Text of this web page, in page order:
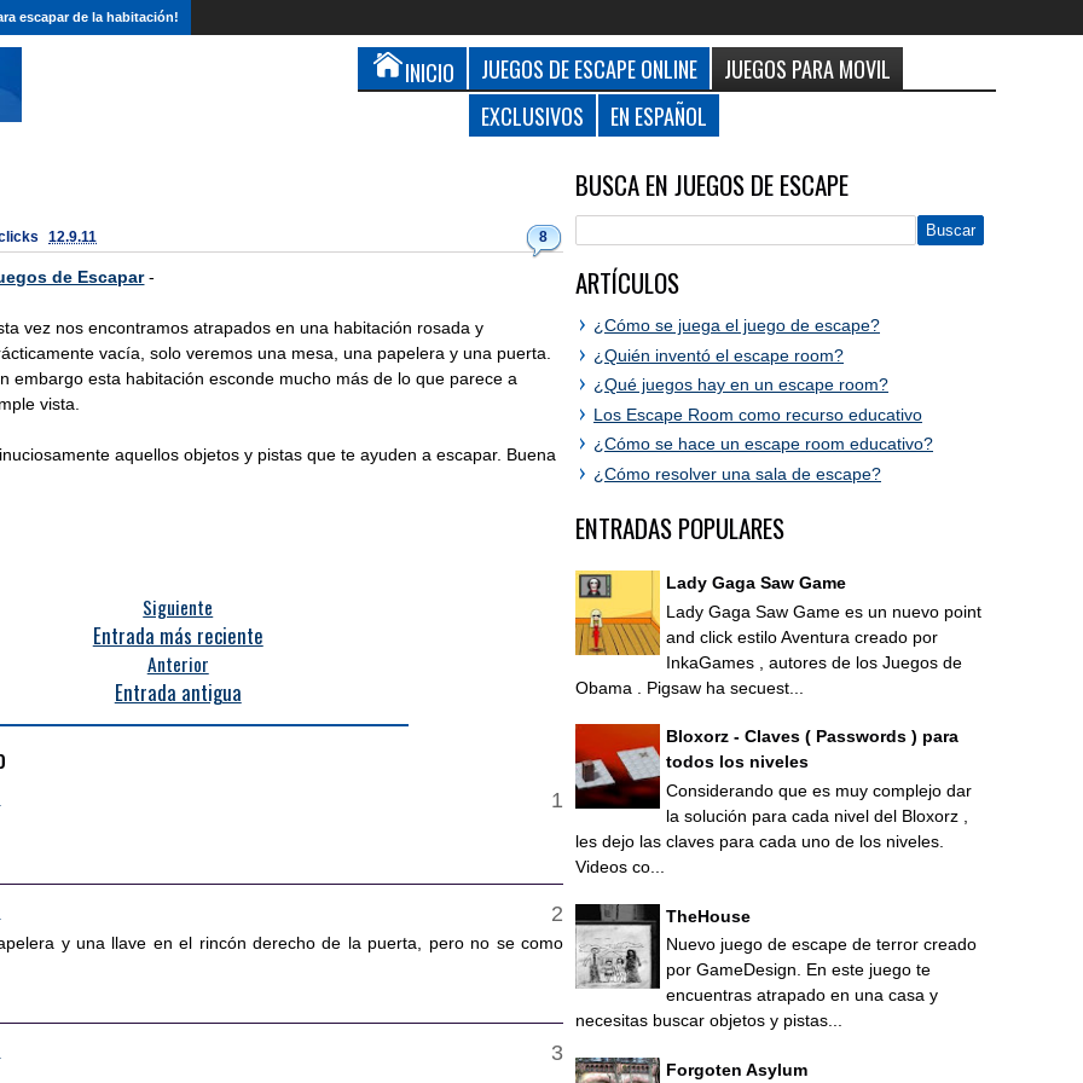
escapar de la habitación!
INICIO JUEGOS DE ESCAPE ONLINE
JUEGOS PARA MOVIL
EXCLUSIVOS
EN ESPAÑOL
8
12.9.11
de Escapar-
vez nos encontramos atrapados en una habitación rosada y
vacía, solo veremos una mesa, una papelera y una puerta.
embargo esta habitación esconde mucho más de lo que parece a
vista.
aquellos objetos y pistas que te ayuden a escapar. Buena
Siguiente
Entrada más reciente
Anterior
Entrada antigua
y una llave en el rincón derecho de la puerta, pero no se como
BUSCA EN JUEGOS DE ESCAPE
ARTÍCULOS
¿Cómo se juega el juego de escape?
¿Quién inventó el escape room?
¿Qué juegos hay en un escape room?
Los Escape Room como recurso educativo
¿Cómo se hace un escape room educativo?
¿Cómo resolver una sala de escape?
ENTRADAS POPULARES
Lady Gaga Saw Game
Lady Gaga Saw Game es un nuevo point
and click estilo Aventura creado por
InkaGames , autores de los Juegos de
Obama . Pigsaw ha secuest...
Bloxorz - Claves ( Passwords ) para
todos los niveles
Considerando que es muy complejo dar
la solución para cada nivel del Bloxorz ,
les dejo las claves para cada uno de los niveles.
Videos co...
TheHouse
Nuevo juego de escape de terror creado
por GameDesign. En este juego te
encuentras atrapado en una casa y
necesitas buscar objetos y pistas...
Forgoten Asylum